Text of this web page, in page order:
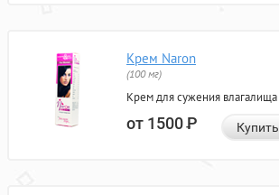
Крем Naron
(100 мг)
Крем для сужения влагалища
от 1500Р Купить